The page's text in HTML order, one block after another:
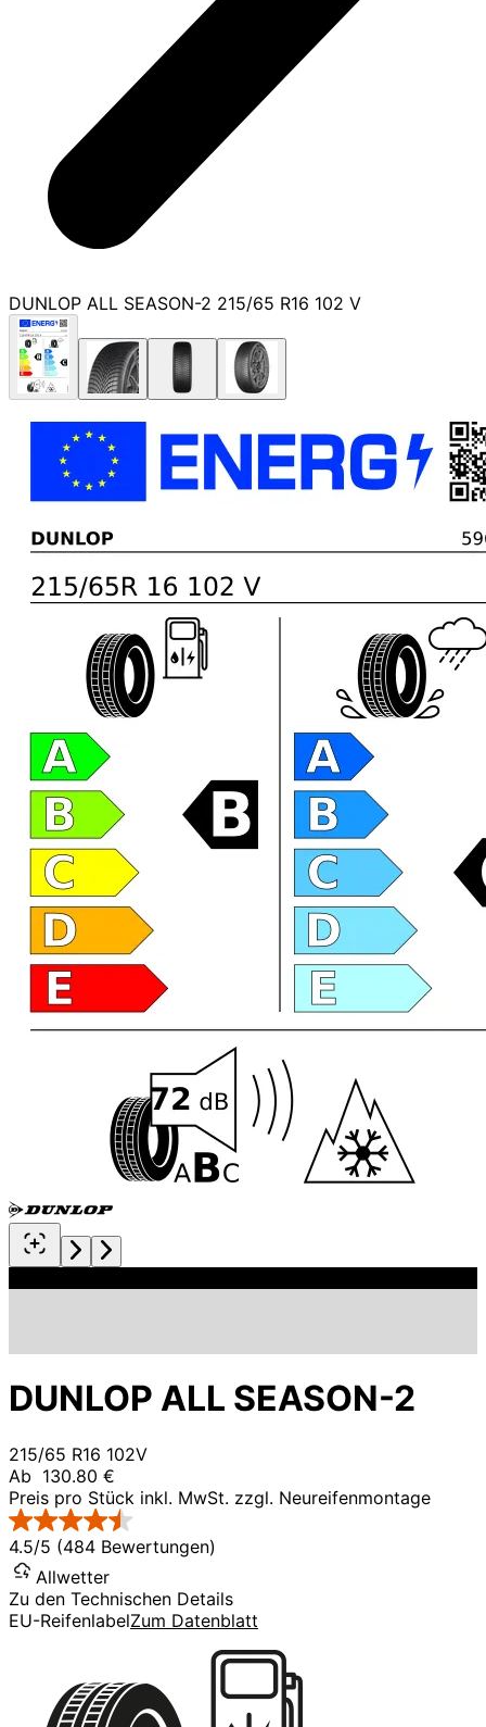
DUNLOP ALL SEASON-2 215/65 R16 102 V
DUNLOP ALL SEASON-2
215/65 R16 102V
Ab 130.80 €
Preis pro Stück inkl. MwSt. zzgl. Neureifenmontage
4.5/5 (484 Bewertungen)
Allwetter
Zu den Technischen Details
EU-ReifenlabelZum Datenblatt